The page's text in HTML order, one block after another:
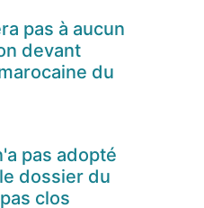
pas à aucun
devant
du
pas adopté
dossier du
clos